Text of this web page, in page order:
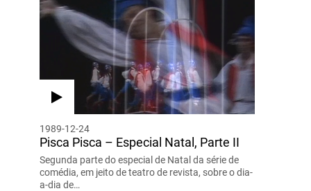
1989-12-24
Pisca Pisca – Especial Natal, Parte II
Segunda parte do especial de Natal da série de
comédia, em jeito de teatro de revista, sobre o dia-
a-dia de…